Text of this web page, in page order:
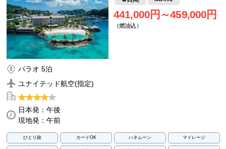
441,000円～459,000円
（燃油込）
パラオ 5泊
ユナイテッド航空(指定)
日本発：午後
現地発：午前
ひとり旅 カードOK ハネムーン マイレージ